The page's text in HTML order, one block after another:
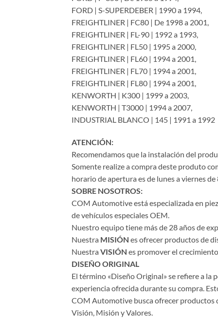
FORD | S-SUPERDEBER | 1990 a 1994,
FREIGHTLINER | FC80 | De 1998 a 2001,
FREIGHTLINER | FL-90 | 1992 a 1993,
FREIGHTLINER | FL50 | 1995 a 2000,
FREIGHTLINER | FL60 | 1994 a 2001,
FREIGHTLINER | FL70 | 1994 a 2001,
FREIGHTLINER | FL80 | 1994 a 2001,
KENWORTH | K300 | 1999 a 2003,
KENWORTH | T3000 | 1994 a 2007,
INDUSTRIAL BLANCO | 145 | 1991 a 1992
ATENCIÓN:
Recomendamos que la instalación del
Somente realize a compra deste produto
horario de apertura es de lunes a viernes de
SOBRE NOSOTROS:
COM Automotive está especializada en
de vehículos especiales OEM.
Nuestro equipo tiene más de 28 años de
Nuestra MISIÓN es ofrecer productos de
Nuestra VISIÓN es promover el
DISEÑO ORIGINAL
El término «Diseño Original» se refiere a la
experiencia ofrecida durante su compra.
COM Automotive busca ofrecer productos
Visión, Misión y Valores.